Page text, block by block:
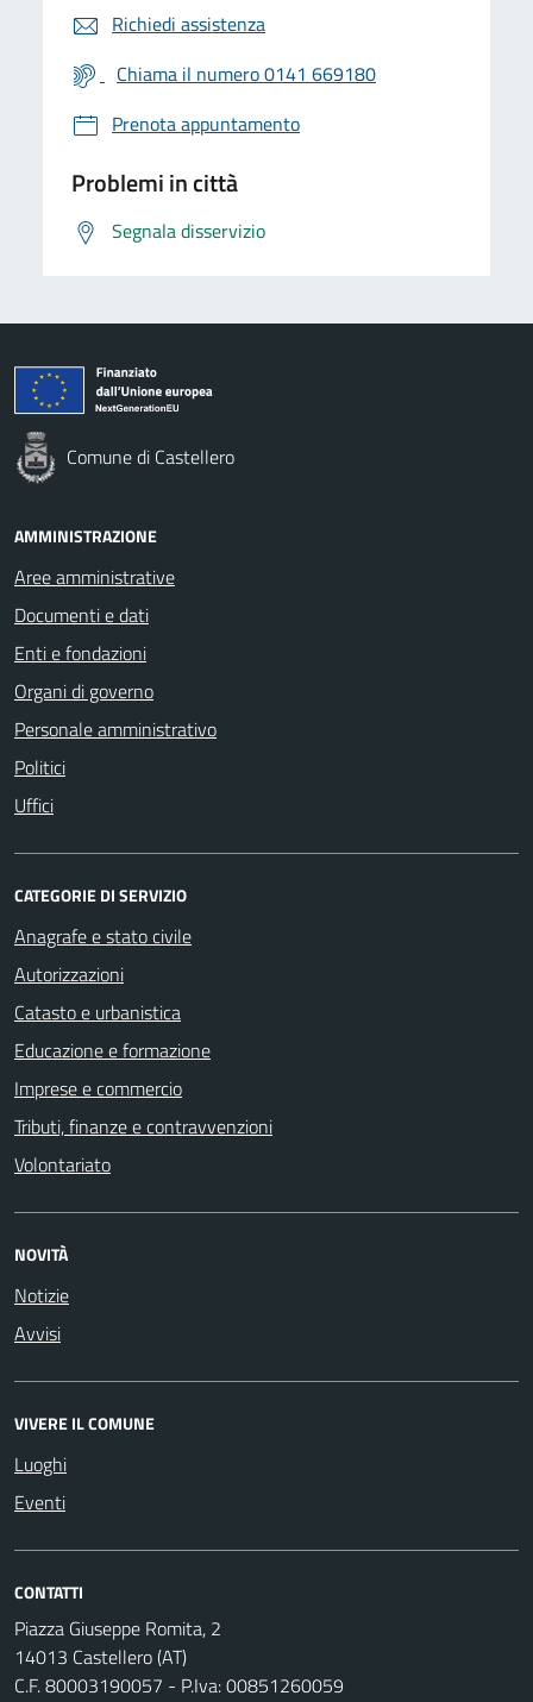
Richiedi assistenza
Chiama il numero 0141 669180
Prenota appuntamento
Problemi in città
Segnala disservizio
Comune di Castellero
AMMINISTRAZIONE
Aree amministrative
Documenti e dati
Enti e fondazioni
Organi di governo
Personale amministrativo
Politici
Uffici
CATEGORIE DI SERVIZIO
Anagrafe e stato civile
Autorizzazioni
Catasto e urbanistica
Educazione e formazione
Imprese e commercio
Tributi, finanze e contravvenzioni
Volontariato
NOVITÀ
Notizie
Avvisi
VIVERE IL COMUNE
Luoghi
Eventi
CONTATTI
Piazza Giuseppe Romita, 2
14013 Castellero (AT)
C.F. 80003190057 - P.Iva: 00851260059